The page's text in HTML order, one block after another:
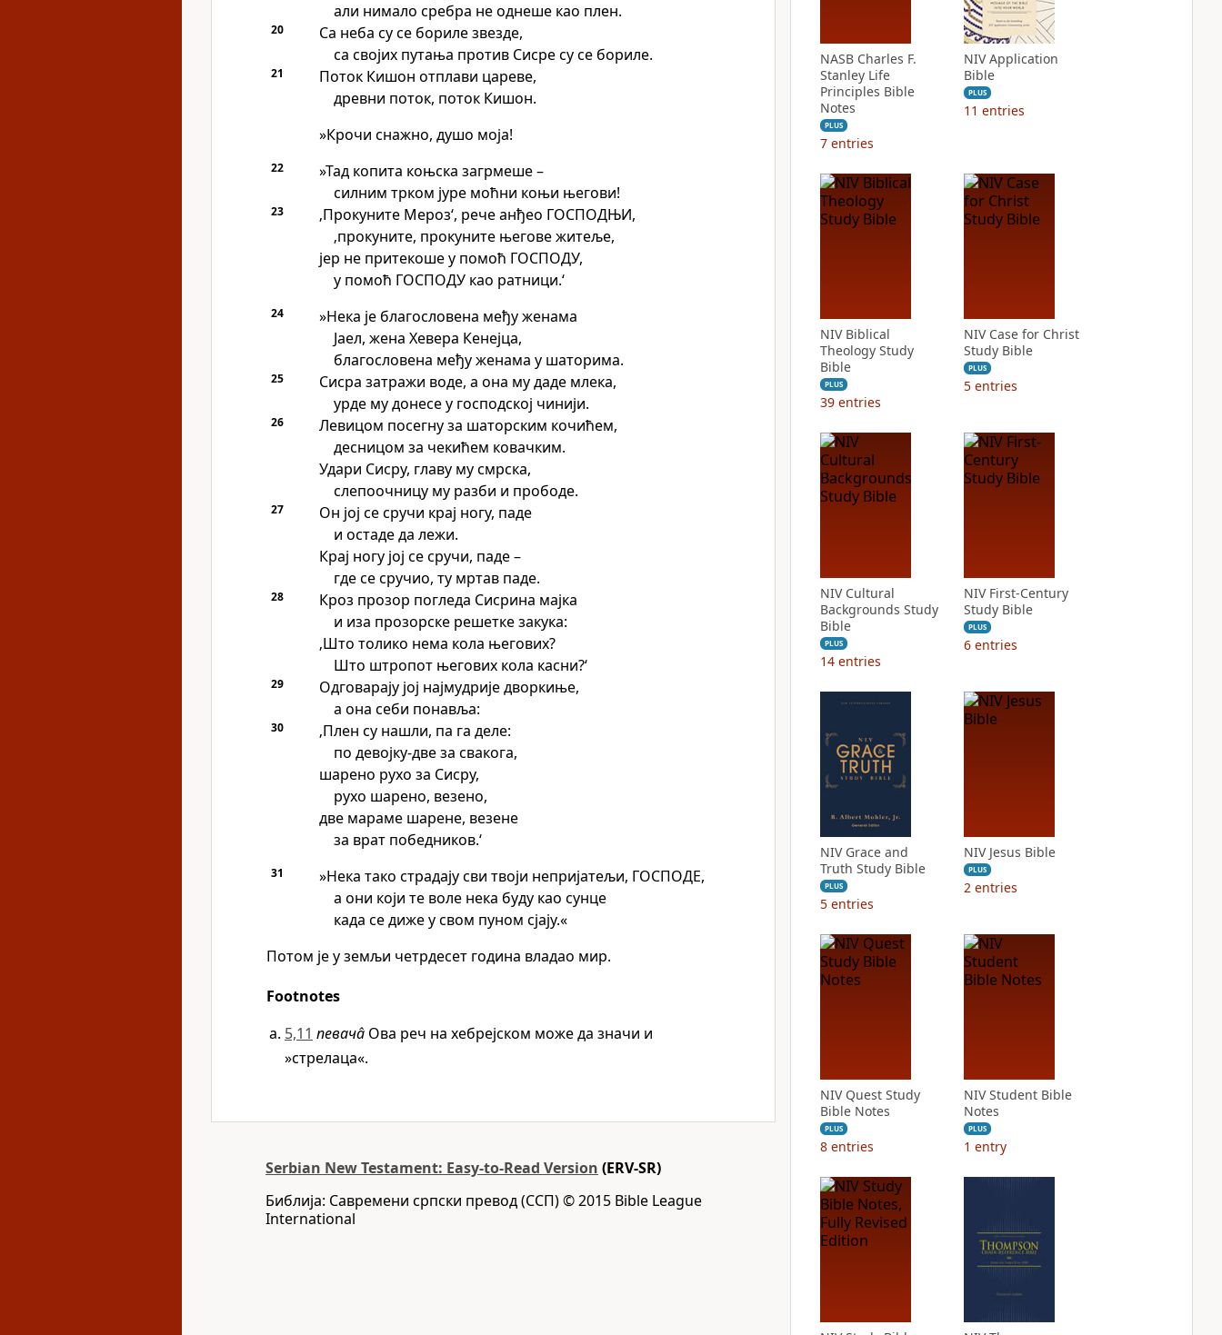
али нимало сребра не однеше као плен.
20
Са неба су се бориле звезде,
са својих путања против Сисре су се бориле.
21
Поток Кишон отплави цареве,
древни поток, поток Кишон.
»Крочи снажно, душо моја!
22
»Тад копита коњска загрмеше –
силним трком јуре моћни коњи његови!
23
‚Прокуните Мероз‘, рече анђео ГОСПОДЊИ,
‚прокуните, прокуните његове житеље,
јер не притекоше у помоћ ГОСПОДУ,
у помоћ ГОСПОДУ као ратници.‘
24
»Нека је благословена међу женама
Јаел, жена Хевера Кенејца,
благословена међу женама у шаторима.
25
Сисра затражи воде, а она му даде млека,
урде му донесе у господској чинији.
26
Левицом посегну за шаторским кочићем,
десницом за чекићем ковачким.
Удари Сисру, главу му смрска,
слепоочницу му разби и прободе.
27
Он јој се сручи крај ногу, паде
и остаде да лежи.
Крај ногу јој се сручи, паде –
где се сручио, ту мртав паде.
28
Кроз прозор погледа Сисрина мајка
и иза прозорске решетке закука:
‚Што толико нема кола његових?
Што штропот његових кола касни?‘
29
Одговарају јој најмудрије дворкиње,
а она себи понавља:
30
‚Плен су нашли, па га деле:
по девојку-две за свакога,
шарено рухо за Сисру,
рухо шарено, везено,
две мараме шарене, везене
за врат победников.‘
31
»Нека тако страдају сви твоји непријатељи, ГОСПОДЕ,
а они који те воле нека буду као сунце
када се диже у свом пуном сјају.«
Потом је у земљи четрдесет година владао мир.
Footnotes
5,11 певачâ Ова реч на хебрејском може да значи и
»стрелаца«.
Serbian New Testament: Easy-to-Read Version (ERV-SR)
Библија: Савремени српски превод (ССП) © 2015 Bible League
International
NASB Charles F.
Stanley Life
Principles Bible
Notes
PLUS
7 entries
NIV Application
Bible
PLUS
11 entries
NIV Biblical
Theology Study
Bible
PLUS
39 entries
NIV Case for Christ
Study Bible
PLUS
5 entries
NIV Cultural
Backgrounds Study
Bible
PLUS
14 entries
NIV First-Century
Study Bible
PLUS
6 entries
NIV Grace and
Truth Study Bible
PLUS
5 entries
NIV Jesus Bible
PLUS
2 entries
NIV Quest Study
Bible Notes
PLUS
8 entries
NIV Student Bible
Notes
PLUS
1 entry